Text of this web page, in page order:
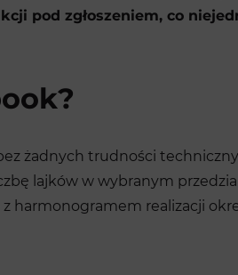
pod zgłoszeniem, co
żadnych trudności
lajków w wybranym
harmonogramem realizacji